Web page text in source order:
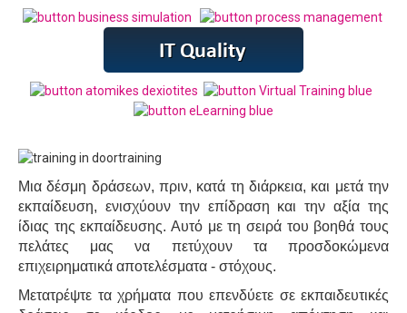
Μια δέσμη δράσεων, πριν, κατά τη διάρκεια, και μετά την
εκπαίδευση, ενισχύουν την επίδραση και την αξία της
ίδιας της εκπαίδευσης. Αυτό με τη σειρά του βοηθά τους
πελάτες μας να πετύχουν τα προσδοκώμενα
επιχειρηματικά αποτελέσματα - στόχους.
Μετατρέψτε τα χρήματα που επενδύετε σε εκπαιδευτικές